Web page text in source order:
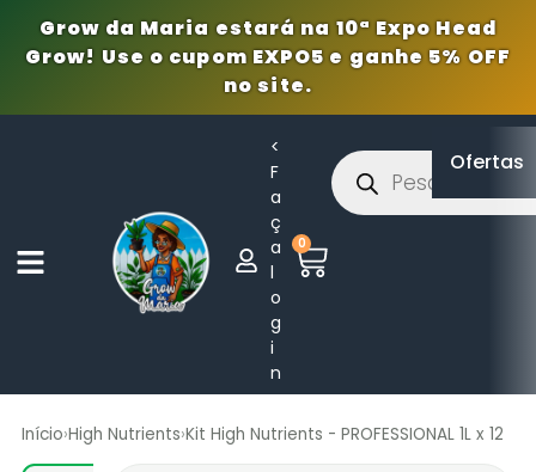
Grow da Maria estará na 10ª Expo Head
Grow! Use o cupom EXPO5 e ganhe 5% OFF
no site.
<
F
a
ç
a
l
o
g
i
n
0
Ofertas
Início›High Nutrients›Kit High Nutrients - PROFESSIONAL 1L x 12